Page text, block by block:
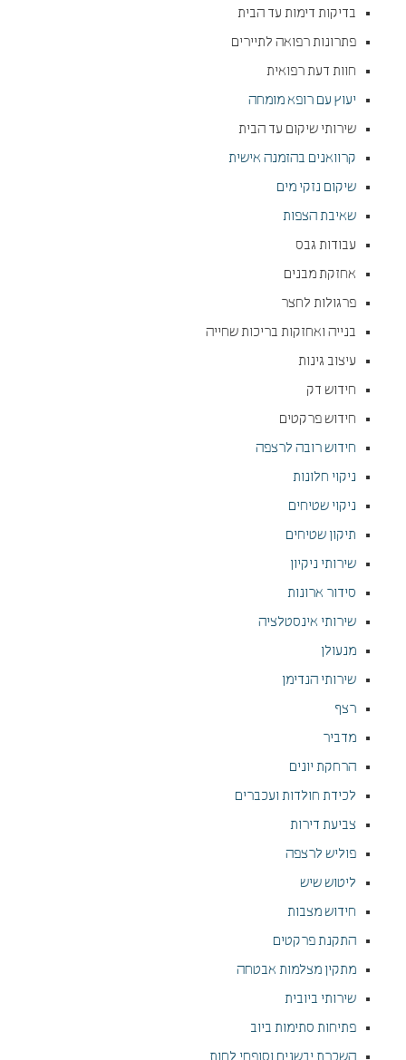
בדיקות דימות עד הבית
פתרונות רפואה לתיירים
חוות דעת רפואית
יעוץ עם רופא מומחה
שירותי שיקום עד הבית
קרוואנים בהזמנה אישית
שיקום נזקי מים
שאיבת הצפות
עבודות גבס
אחזקת מבנים
פרגולות לחצר
בנייה ואחזקות בריכות שחייה
עיצוב גינות
חידוש דק
חידוש פרקטים
חידוש רובה לרצפה
ניקוי חלונות
ניקוי שטיחים
תיקון שטיחים
שירותי ניקיון
סידור ארונות
שירותי אינסטלציה
מנעולן
שירותי הנדימן
רצף
מדביר
הרחקת יונים
לכידת חולדות ועכברים
צביעת דירות
פוליש לרצפה
ליטוש שיש
חידוש מצבות
התקנת פרקטים
מתקין מצלמות אבטחה
שירותי ביובית
פתיחות סתימות ביוב